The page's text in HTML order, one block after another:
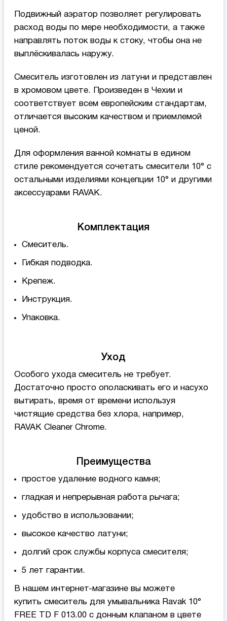
Подвижный аэратор позволяет регулировать
расход воды по мере необходимости, а также
направлять поток воды к стоку, чтобы она не
выплёскивалась наружу.
Смеситель изготовлен из латуни и представлен
в хромовом цвете. Произведен в Чехии и
соответствует всем европейским стандартам,
отличается высоким качеством и приемлемой
ценой.
Для оформления ванной комнаты в едином
стиле рекомендуется сочетать смесители 10° с
остальными изделиями концепции 10° и другими
аксессуарами RAVAK.
Комплектация
Смеситель.
Гибкая подводка.
Крепеж.
Инструкция.
Упаковка.
Уход
Особого ухода смеситель не требует.
Достаточно просто ополаскивать его и насухо
вытирать, время от времени используя
чистящие средства без хлора, например,
RAVAK Cleaner Chrome.
Преимущества
простое удаление водного камня;
гладкая и непрерывная работа рычага;
удобство в использовании;
высокое качество латуни;
долгий срок службы корпуса смесителя;
5 лет гарантии.
В нашем интернет-магазине вы можете
купить смеситель для умывальника Ravak 10°
FREE TD F 013.00 с донным клапаном в цвете